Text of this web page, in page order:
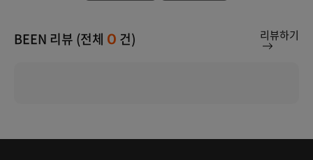
BEEN 리뷰 (전체 0 건) 리뷰하기